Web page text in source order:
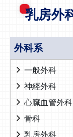
乳房外
外科系
一般外科
神經外科
心臟血管外科
骨科
乳房外科